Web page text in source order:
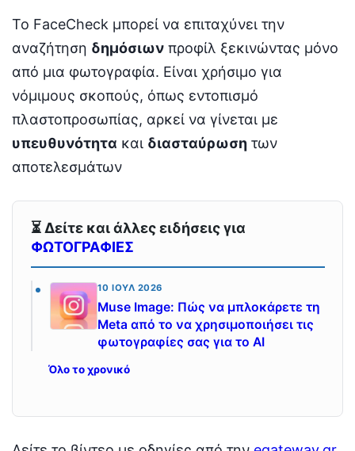
Το FaceCheck μπορεί να επιταχύνει την
αναζήτηση δημόσιων προφίλ ξεκινώντας μόνο
από μια φωτογραφία. Είναι χρήσιμο για
νόμιμους σκοπούς, όπως εντοπισμό
πλαστοπροσωπίας, αρκεί να γίνεται με
υπευθυνότητα και διασταύρωση των
αποτελεσμάτων
⏳ Δείτε και άλλες ειδήσεις για
ΦΩΤΟΓΡΑΦΙΕΣ
10 ΙΟΎΛ 2026
Muse Image: Πώς να μπλοκάρετε τη
Meta από το να χρησιμοποιήσει τις
φωτογραφίες σας για το ΑΙ
Όλο το χρονικό